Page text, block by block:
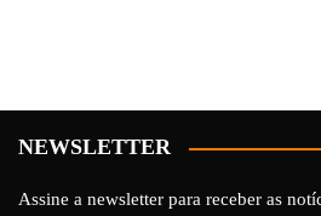
NEWSLETTER
Assine a newsletter para receber as